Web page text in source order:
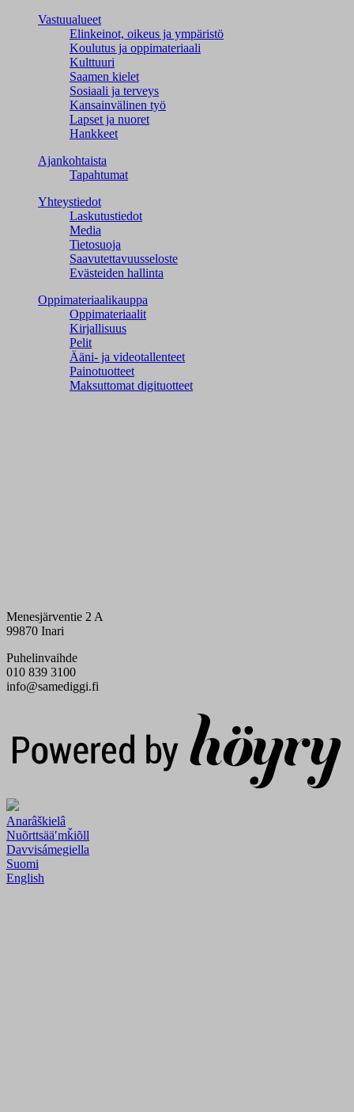
Vastuualueet
Elinkeinot, oikeus ja ympäristö
Koulutus ja oppimateriaali
Kulttuuri
Saamen kielet
Sosiaali ja terveys
Kansainvälinen työ
Lapset ja nuoret
Hankkeet
Ajankohtaista
Tapahtumat
Yhteystiedot
Laskutustiedot
Media
Tietosuoja
Saavutettavuusseloste
Evästeiden hallinta
Oppimateriaalikauppa
Oppimateriaalit
Kirjallisuus
Pelit
Ääni- ja videotallenteet
Painotuotteet
Maksuttomat digituotteet
Menesjärventie 2 A
99870 Inari
Puhelinvaihde
010 839 3100
info@samediggi.fi
Anarâškielâ
Nuõrttsääʹmǩiõll
Davvisámegiella
Suomi
English